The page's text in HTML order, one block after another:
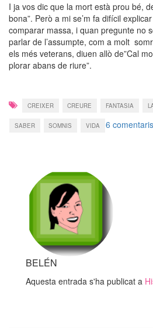
I ja vos dic que la mort està prou bé,
bona”. Però a mi se’m fa difícil
comparar massa, i quan pregunte no
parlar de l’assumpte, com a molt
els més veterans, diuen allò de”Cal
plorar abans de riure”.
CREIXER CREURE FANTASIA
SABER SOMNIS VIDA 6 comentarisa
BELÉN
Aquesta entrada s'ha publicat a